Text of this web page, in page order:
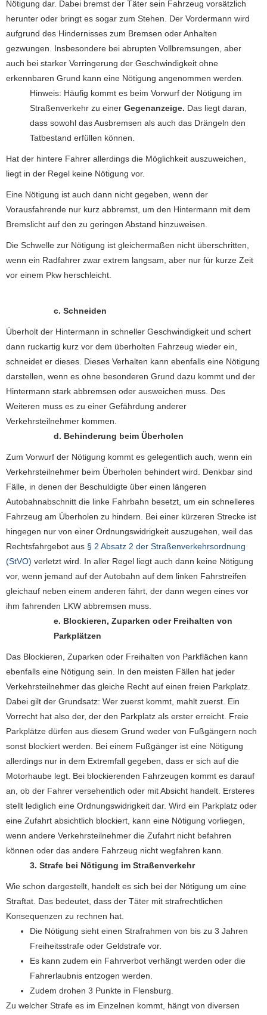
Nötigung dar. Dabei bremst der Täter sein Fahrzeug vorsätzlich
herunter oder bringt es sogar zum Stehen. Der Vordermann wird
aufgrund des Hindernisses zum Bremsen oder Anhalten
gezwungen. Insbesondere bei abrupten Vollbremsungen, aber
auch bei starker Verringerung der Geschwindigkeit ohne
erkennbaren Grund kann eine Nötigung angenommen werden.
Hinweis: Häufig kommt es beim Vorwurf der Nötigung im
Straßenverkehr zu einer Gegenanzeige. Das liegt daran,
dass sowohl das Ausbremsen als auch das Drängeln den
Tatbestand erfüllen können.
Hat der hintere Fahrer allerdings die Möglichkeit auszuweichen,
liegt in der Regel keine Nötigung vor.
Eine Nötigung ist auch dann nicht gegeben, wenn der
Vorausfahrende nur kurz abbremst, um den Hintermann mit dem
Bremslicht auf den zu geringen Abstand hinzuweisen.
Die Schwelle zur Nötigung ist gleichermaßen nicht überschritten,
wenn ein Radfahrer zwar extrem langsam, aber nur für kurze Zeit
vor einem Pkw herschleicht.
c. Schneiden
Überholt der Hintermann in schneller Geschwindigkeit und schert
dann ruckartig kurz vor dem überholten Fahrzeug wieder ein,
schneidet er dieses. Dieses Verhalten kann ebenfalls eine Nötigung
darstellen, wenn es ohne besonderen Grund dazu kommt und der
Hintermann stark abbremsen oder ausweichen muss. Des
Weiteren muss es zu einer Gefährdung anderer
Verkehrsteilnehmer kommen.
d. Behinderung beim Überholen
Zum Vorwurf der Nötigung kommt es gelegentlich auch, wenn ein
Verkehrsteilnehmer beim Überholen behindert wird. Denkbar sind
Fälle, in denen der Beschuldigte über einen längeren
Autobahnabschnitt die linke Fahrbahn besetzt, um ein schnelleres
Fahrzeug am Überholen zu hindern. Bei einer kürzeren Strecke ist
hingegen nur von einer Ordnungswidrigkeit auszugehen, weil das
Rechtsfahrgebot aus § 2 Absatz 2 der Straßenverkehrsordnung
(StVO) verletzt wird. In aller Regel liegt auch dann keine Nötigung
vor, wenn jemand auf der Autobahn auf dem linken Fahrstreifen
gleichauf neben einem anderen fährt, der dann wegen eines vor
ihm fahrenden LKW abbremsen muss.
e. Blockieren, Zuparken oder Freihalten von
Parkplätzen
Das Blockieren, Zuparken oder Freihalten von Parkflächen kann
ebenfalls eine Nötigung sein. In den meisten Fällen hat jeder
Verkehrsteilnehmer das gleiche Recht auf einen freien Parkplatz.
Dabei gilt der Grundsatz: Wer zuerst kommt, mahlt zuerst. Ein
Vorrecht hat also der, der den Parkplatz als erster erreicht. Freie
Parkplätze dürfen aus diesem Grund weder von Fußgängern noch
sonst blockiert werden. Bei einem Fußgänger ist eine Nötigung
allerdings nur in dem Extremfall gegeben, dass er sich auf die
Motorhaube legt. Bei blockierenden Fahrzeugen kommt es darauf
an, ob der Fahrer versehentlich oder mit Absicht handelt. Ersteres
stellt lediglich eine Ordnungswidrigkeit dar. Wird ein Parkplatz oder
eine Zufahrt absichtlich blockiert, kann eine Nötigung vorliegen,
wenn andere Verkehrsteilnehmer die Zufahrt nicht befahren
können oder das andere Fahrzeug nicht wegfahren kann.
3. Strafe bei Nötigung im Straßenverkehr
Wie schon dargestellt, handelt es sich bei der Nötigung um eine
Straftat. Das bedeutet, dass der Täter mit strafrechtlichen
Konsequenzen zu rechnen hat.
Die Nötigung sieht einen Strafrahmen von bis zu 3 Jahren
Freiheitsstrafe oder Geldstrafe vor.
Es kann zudem ein Fahrverbot verhängt werden oder die
Fahrerlaubnis entzogen werden.
Zudem drohen 3 Punkte in Flensburg.
Zu welcher Strafe es im Einzelnen kommt, hängt von diversen